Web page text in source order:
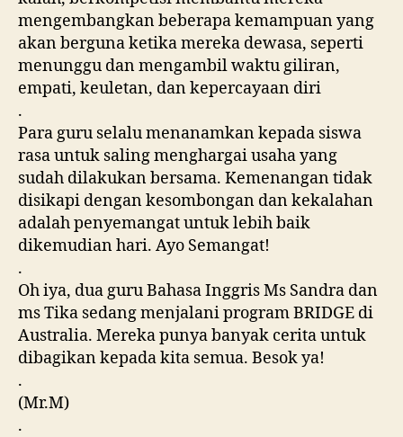
mengembangkan beberapa kemampuan yang
akan berguna ketika mereka dewasa, seperti
menunggu dan mengambil waktu giliran,
empati, keuletan, dan kepercayaan diri
.
Para guru selalu menanamkan kepada siswa
rasa untuk saling menghargai usaha yang
sudah dilakukan bersama. Kemenangan tidak
disikapi dengan kesombongan dan kekalahan
adalah penyemangat untuk lebih baik
dikemudian hari. Ayo Semangat!
.
Oh iya, dua guru Bahasa Inggris Ms Sandra dan
ms Tika sedang menjalani program BRIDGE di
Australia. Mereka punya banyak cerita untuk
dibagikan kepada kita semua. Besok ya!
.
(Mr.M)
.